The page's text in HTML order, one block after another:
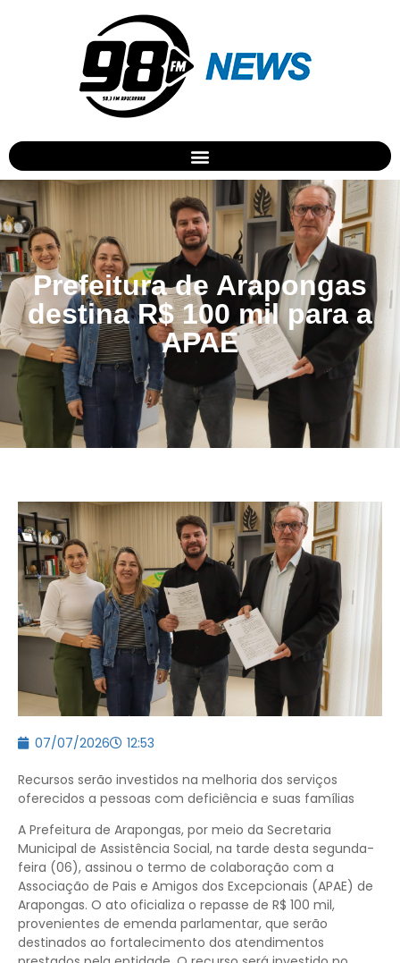
Prefeitura de Arapongas
destina R$ 100 mil para a
APAE
07/07/2026 12:53
Recursos serão investidos na melhoria dos serviços
oferecidos a pessoas com deficiência e suas famílias
A Prefeitura de Arapongas, por meio da Secretaria
Municipal de Assistência Social, na tarde desta segunda-
feira (06), assinou o termo de colaboração com a
Associação de Pais e Amigos dos Excepcionais (APAE) de
Arapongas. O ato oficializa o repasse de R$ 100 mil,
provenientes de emenda parlamentar, que serão
destinados ao fortalecimento dos atendimentos